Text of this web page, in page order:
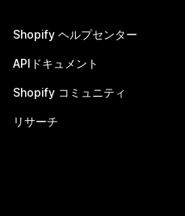
Shopify ヘルプセンター
APIドキュメント
Shopify コミュニティ
リサーチ